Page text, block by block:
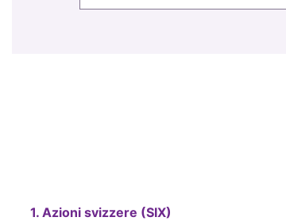
1. Azioni svizzere (SIX)